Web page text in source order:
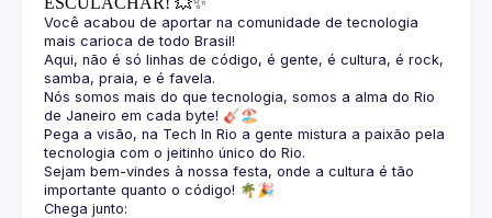
Você acabou de aportar na comunidade de tecnologia
Aqui, não é só linhas de código, é gente, é cultura, é rock,
Nós somos mais do que tecnologia, somos a alma do Rio
Pega a visão, na Tech In Rio a gente mistura a paixão pela
Sejam bem-vindes à nossa festa, onde a cultura é tão